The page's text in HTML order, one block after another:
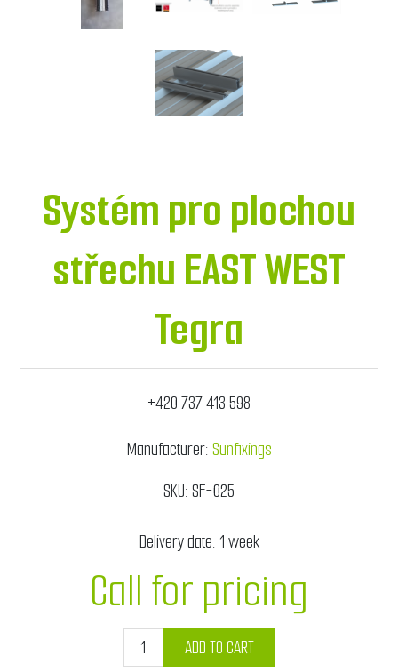
Systém pro plochou
střechu EAST WEST
Tegra
+420 737 413 598
Manufacturer:Sunfixings
SKU:SF-025
Delivery date: 1 week
Call for pricing
ADD TO CART